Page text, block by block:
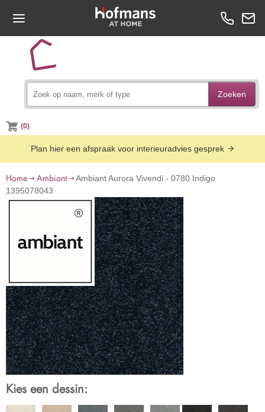
Zoeken
(0)
Plan hier een afspraak voor interieuradvies gesprek
Home Ambiant
Ambiant Aurora Vivendi - 0780 Indigo
1395078043
Kies een dessin: